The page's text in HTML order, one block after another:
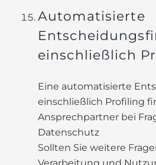
Automatisierte
einschließlich
Eine automatisierte
einschließlich Profiling
Ansprechpartner bei
Datenschutz
Sollten Sie weitere